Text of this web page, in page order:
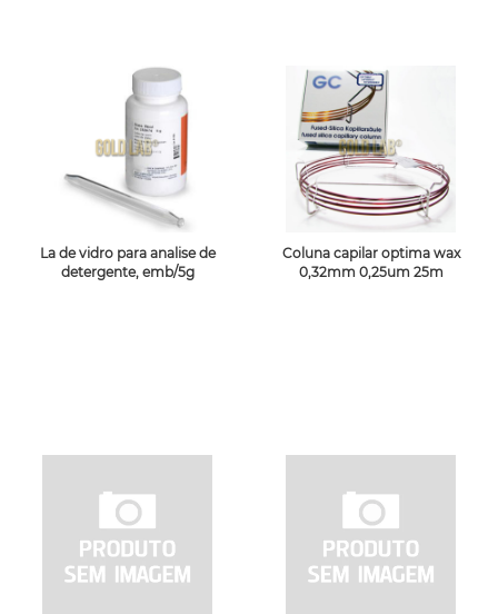
La de vidro para analise de
detergente, emb/5g
Coluna capilar optima wax
0,32mm 0,25um 25m